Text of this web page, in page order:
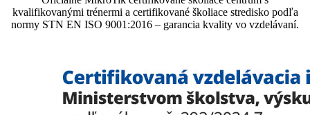
kvalifikovanými trénermi ​​​​​​​​​​a certifikované školiace stredisko podľa
normy STN EN ISO 9001:2016 – garancia kvality vo vzdelávaní.